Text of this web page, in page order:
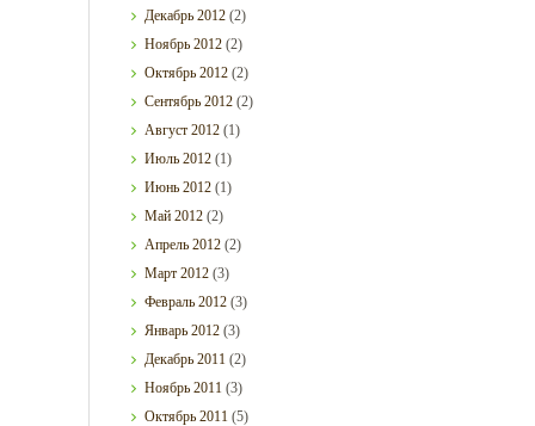
Декабрь2012 (2)
Ноябрь2012 (2)
Октябрь2012 (2)
Сентябрь2012 (2)
Август2012 (1)
Июль2012 (1)
Июнь2012 (1)
Май2012 (2)
Апрель2012 (2)
Март2012 (3)
Февраль2012 (3)
Январь2012 (3)
Декабрь2011 (2)
Ноябрь2011 (3)
Октябрь2011 (5)